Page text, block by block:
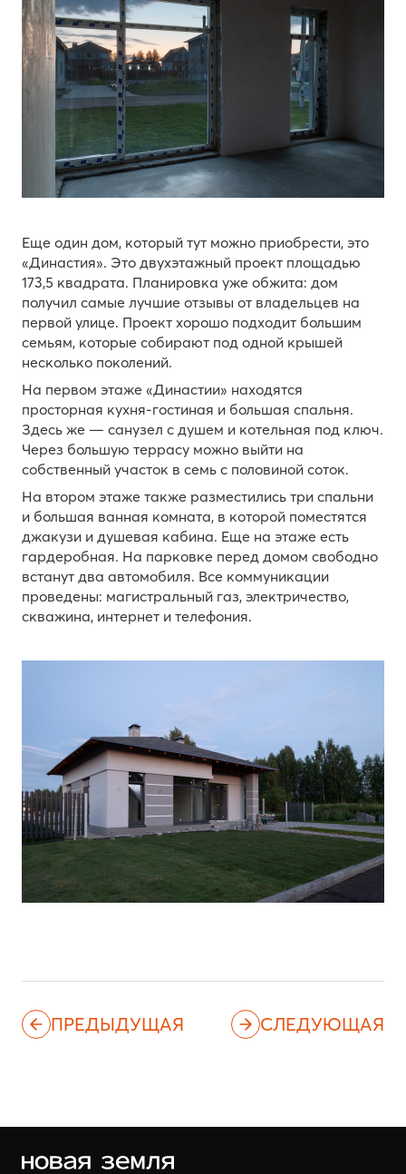
Еще один дом, который тут можно приобрести, это
«Династия». Это двухэтажный проект площадью
173,5 квадрата. Планировка уже обжита: дом
получил самые лучшие отзывы от владельцев на
первой улице. Проект хорошо подходит большим
семьям, которые собирают под одной крышей
несколько поколений.
На первом этаже «Династии» находятся
просторная кухня-гостиная и большая спальня.
Здесь же — санузел с душем и котельная под ключ.
Через большую террасу можно выйти на
собственный участок в семь с половиной соток.
На втором этаже также разместились три спальни
и большая ванная комната, в которой поместятся
джакузи и душевая кабина. Еще на этаже есть
гардеробная. На парковке перед домом свободно
встанут два автомобиля. Все коммуникации
проведены: магистральный газ, электричество,
скважина, интернет и телефония.
ПРЕДЫДУЩАЯ СЛЕДУЮЩАЯ